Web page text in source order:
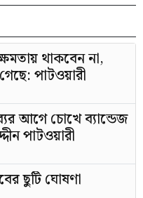
থাকবেন না,
পাটওয়ারী
আগে চোখে ব্যান্ডেজ
পাটওয়ারী
ছুটি ঘোষণা